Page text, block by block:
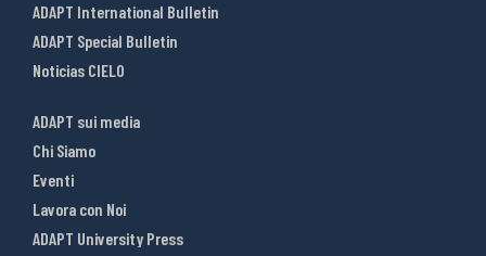
ADAPT International Bulletin
ADAPT Special Bulletin
Noticias CIELO
ADAPT sui media
Chi Siamo
Eventi
Lavora con Noi
ADAPT University Press